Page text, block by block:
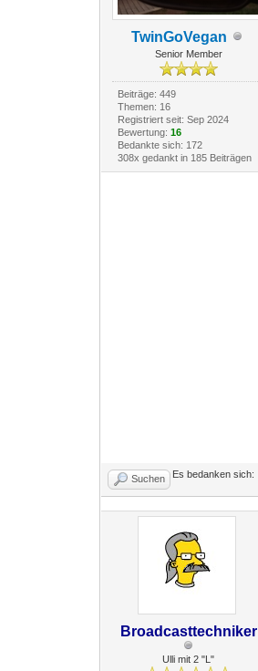
TwinGoVegan
Senior Member
Beiträge: 449
Themen: 16
Registriert seit: Sep 2024
Bewertung: 16
Bedankte sich: 172
308x gedankt in 185 Beiträgen
Suchen Es bedanken sich:
Broadcasttechniker
Ulli mit 2 "L"